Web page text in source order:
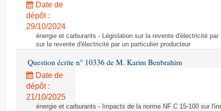
Date de
dépôt :
29/10/2024
énergie et carburants - Législation sur la revente d'électricité
sur la revente d'électricité par un particulier producteur
Question écrite n° 10336 de M. Karim Benbrahim
Date de
dépôt :
21/10/2025
énergie et carburants - Impacts de la norme NF C 15-100 sur